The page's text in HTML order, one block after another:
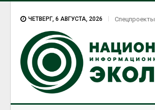
ЧЕТВЕРГ, 6 АВГУСТА, 2026 Спецпроекты